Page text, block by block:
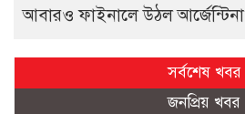
আবারও ফাইনালে উঠল আর্জেন্টিনা
সর্বশেষ খবর
জনপ্রিয় খবর